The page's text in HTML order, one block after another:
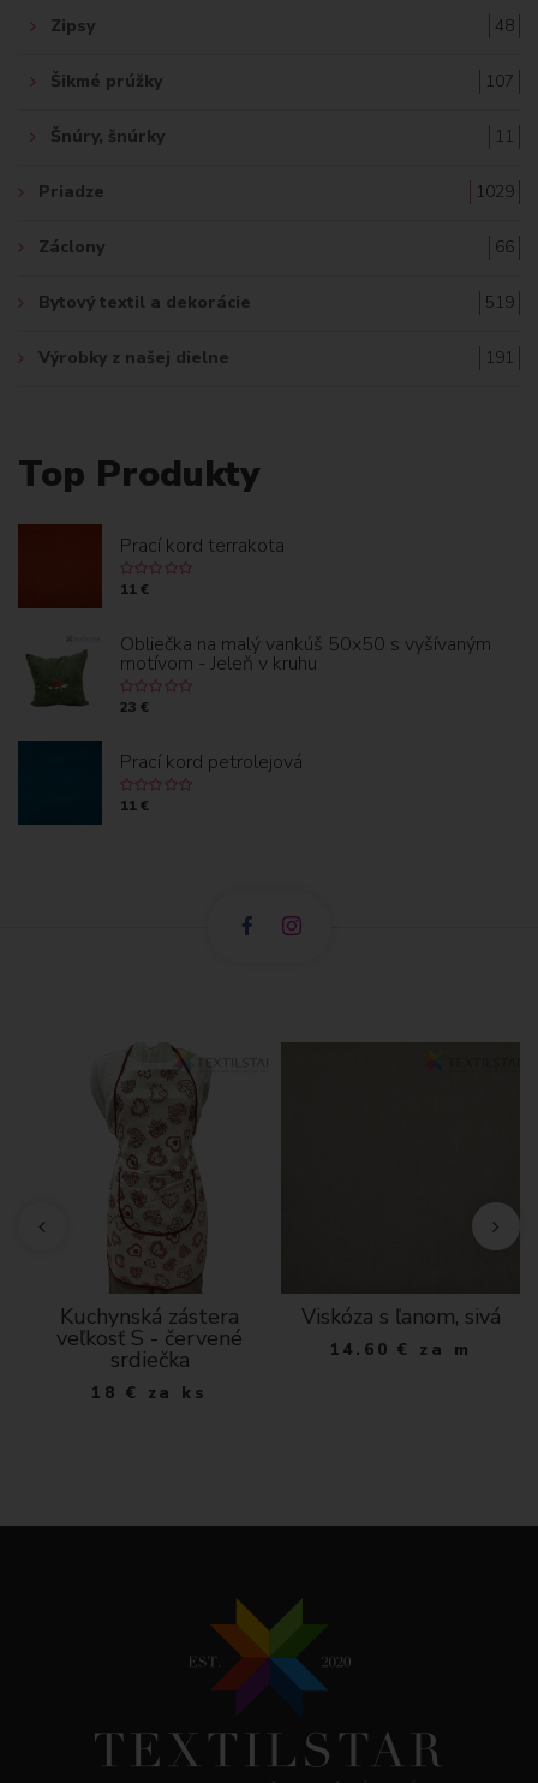
Zipsy 48
Šikmé prúžky 107
Šnúry, šnúrky 11
Priadze 1029
Záclony 66
Bytový textil a dekorácie 519
Výrobky z našej dielne 191
Top Produkty
Prací kord terrakota
11 €
Obliečka na malý vankúš 50x50 s vyšívaným
motívom - Jeleň v kruhu
23 €
Prací kord petrolejová
11 €
Kuchynská zástera
veľkosť S - červené
srdiečka
18 € za ks
Viskóza s ľanom, sivá
14.60 € za m